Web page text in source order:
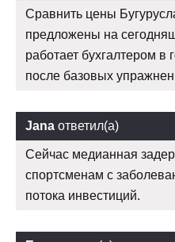
Сравнить цены
предложены на
работает бухгалтером
после базовых
Jana ответил(а)
Сейчас медианная
спортсменам с
потока инвестиций.